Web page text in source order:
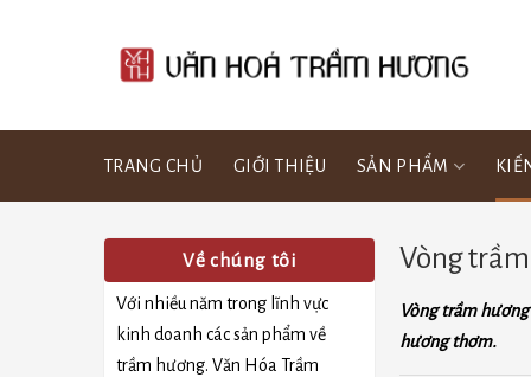
TRANG CHỦ GIỚI THIỆU SẢN PHẨM
Vòng trầm
Vòng trầm
hương thơm.
Về chúng tôi
Với nhiều năm trong lĩnh vực
kinh doanh các sản phẩm về
trầm hương. Văn Hóa Trầm